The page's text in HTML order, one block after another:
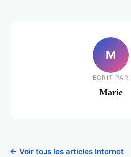
M
ECRIT PAR
Marie
← Voir tous les articles Internet